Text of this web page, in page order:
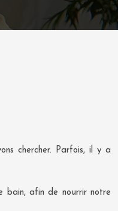
chercher. Parfois, il y a
bain, afin de nourrir notre